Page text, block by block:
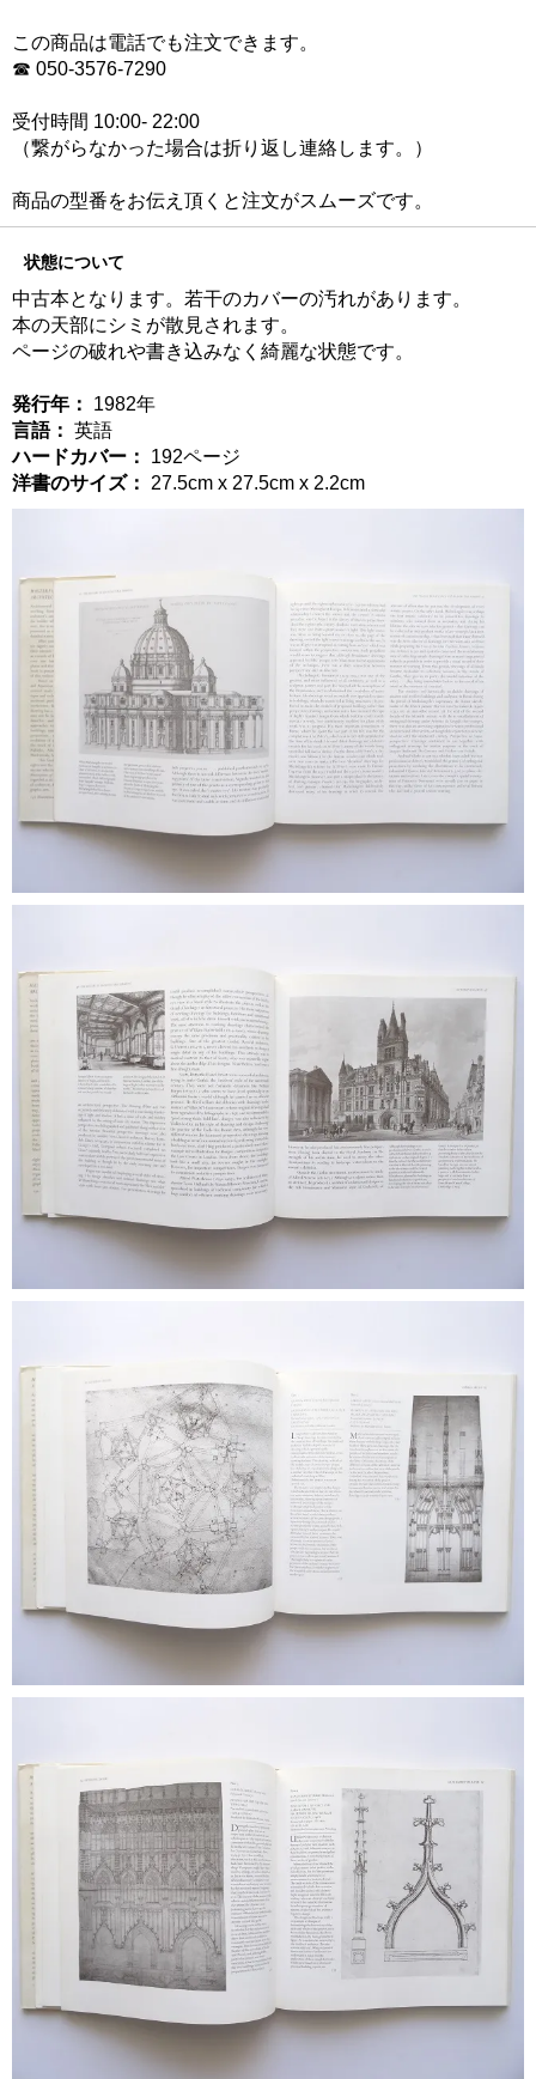
この商品は電話でも注文できます。
☎ 050-3576-7290
受付時間 10:00- 22:00
（繋がらなかった場合は折り返し連絡します。）
商品の型番をお伝え頂くと注文がスムーズです。
状態について
中古本となります。若干のカバーの汚れがあります。
本の天部にシミが散見されます。
ページの破れや書き込みなく綺麗な状態です。
発行年：
1982年
言語： 英語
ハードカバー：
192ページ
洋書のサイズ：
27.5cm x 27.5cm x 2.2cm